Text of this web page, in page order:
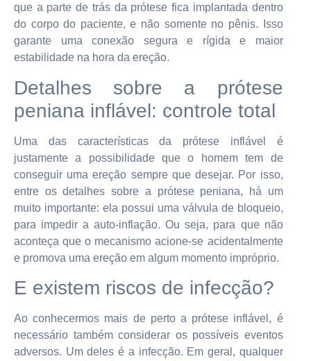
que a parte de trás da prótese fica implantada dentro
do corpo do paciente, e não somente no pênis. Isso
garante uma conexão segura e rígida e maior
estabilidade na hora da ereção.
Detalhes sobre a prótese
peniana inflável: controle total
Uma das características da prótese inflável é
justamente a possibilidade que o homem tem de
conseguir uma ereção sempre que desejar. Por isso,
entre os detalhes sobre a prótese peniana, há um
muito importante: ela possui uma válvula de bloqueio,
para impedir a auto-inflação. Ou seja, para que não
aconteça que o mecanismo acione-se acidentalmente
e promova uma ereção em algum momento impróprio.
E existem riscos de infecção?
Ao conhecermos mais de perto a prótese inflável, é
necessário também considerar os possíveis eventos
adversos. Um deles é a infecção. Em geral, qualquer